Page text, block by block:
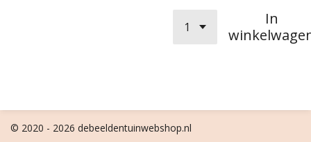
In
© 2020 - 2026 debeeldentuinwebshop.nl